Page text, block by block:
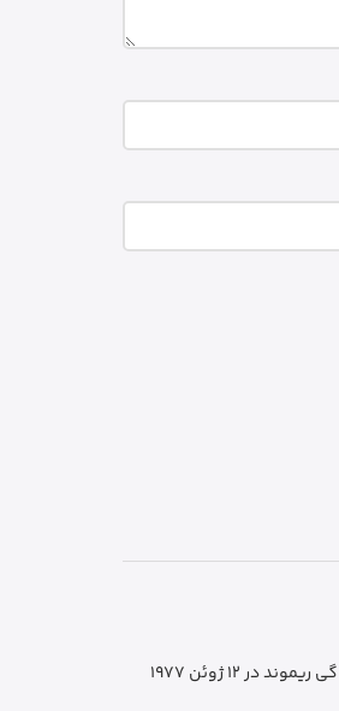
ویکتوریا سیکرت (به انگلیسی: Victoria's Secret ) طراح، تولیدکننده، بازاریاب و فروشندهٔ لباس زیر زنانه و لوازم آرایشی در آمریکا است که توسط روی ریموند و همسرش گی ریموند در ۱۲ ژوئن ۱۹۷۷